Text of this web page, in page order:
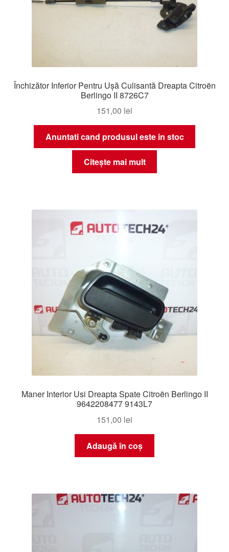
Închizător Inferior Pentru Ușă Culisantă Dreapta Citroën
Berlingo II 8726C7
151,00 lei
Anuntati cand produsul este in stoc
Citește mai mult
Maner Interior Usi Dreapta Spate Citroën Berlingo II
9642208477 9143L7
151,00 lei
Adaugă în coș